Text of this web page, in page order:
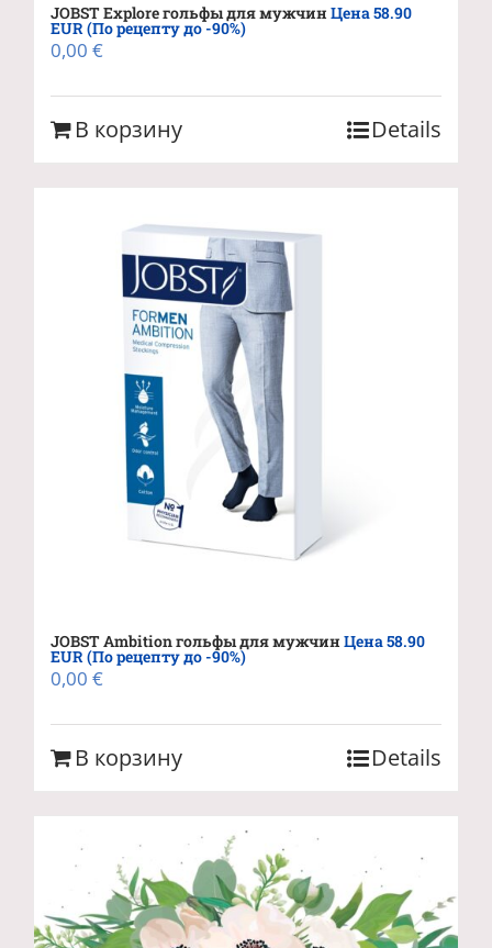
JOBST Explore гольфы для мужчин Цена 58.90
EUR (По рецепту до -90%)
0,00 €
В корзину Details
JOBST Ambition гольфы для мужчин Цена 58.90
EUR (По рецепту до -90%)
0,00 €
В корзину Details